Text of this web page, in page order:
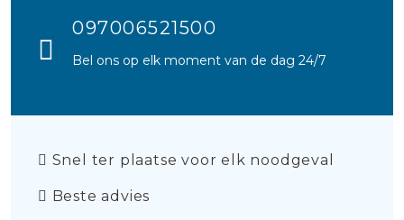
097006521500
Bel ons op elk moment van de dag 24/7
Snel ter plaatse voor elk noodgeval
Beste advies